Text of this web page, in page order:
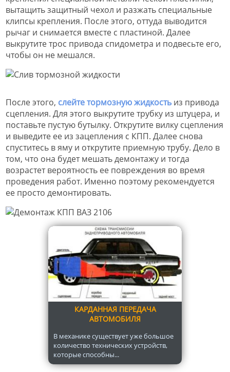
вытащить защитный чехол и разжать специальные
клипсы крепления. После этого, оттуда выводится
рычаг и снимается вместе с пластиной. Далее
выкрутите трос привода спидометра и подвесьте его,
чтобы он не мешался.
После этого, слейте тормозную жидкостьиз привода
сцепления. Для этого выкрутите трубку из штуцера, и
поставьте пустую бутылку. Открутите вилку сцепления
и выведите ее из зацепления с КПП. Далее снова
спуститесь в яму и открутите приемную трубу. Дело в
том, что она будет мешать демонтажу и тогда
возрастет вероятность ее повреждения во время
проведения работ. Именно поэтому рекомендуется
ее просто демонтировать.
КАРДАННАЯ ПЕРЕДАЧА
АВТОМОБИЛЯ
В механике существует уже большое
количество технических устройств,
которые способны...